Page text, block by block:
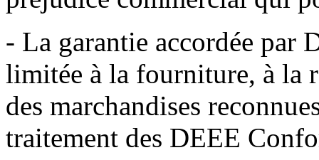
- La garantie accordée par
limitée à la fourniture, à la
des marchandises
traitement des DEEE